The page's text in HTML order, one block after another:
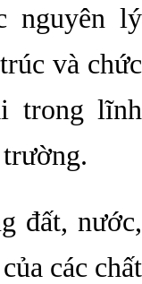
nguyên lý
và chức
trong lĩnh
đất, nước,
các chất